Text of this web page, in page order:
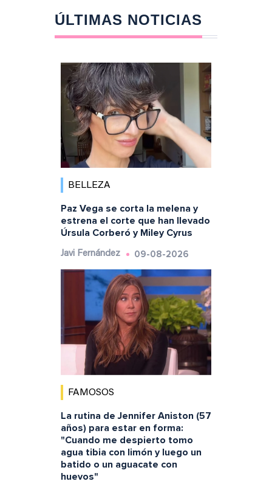
ÚLTIMAS NOTICIAS
BELLEZA
Paz Vega se corta la melena y
estrena el corte que han llevado
Úrsula Corberó y Miley Cyrus
Javi Fernández 09-08-2026
FAMOSOS
La rutina de Jennifer Aniston (57
años) para estar en forma:
"Cuando me despierto tomo
agua tibia con limón y luego un
batido o un aguacate con
huevos"